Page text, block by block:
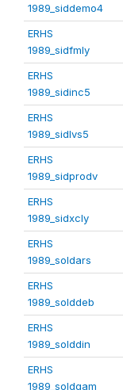
1989_siddemo4
ERHS
1989_sidfmly
ERHS
1989_sidinc5
ERHS
1989_sidlvs5
ERHS
1989_sidprodv
ERHS
1989_sidxcly
ERHS
1989_soldars
ERHS
1989_solddeb
ERHS
1989_solddin
ERHS
1989_soldgam